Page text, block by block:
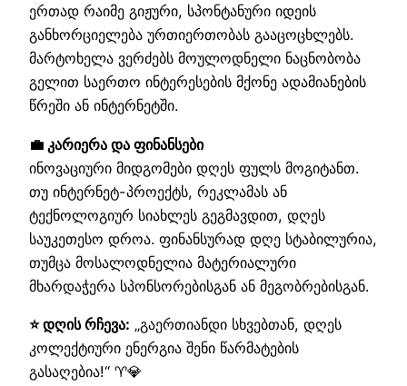
ერთად რაიმე გიჟური, სპონტანური იდეის
განხორციელება ურთიერთობას გააცოცხლებს.
მარტოხელა ვერძებს მოულოდნელი ნაცნობობა
გელით საერთო ინტერესების მქონე ადამიანების
წრეში ან ინტერნეტში.
💼 კარიერა და ფინანსები
ინოვაციური მიდგომები დღეს ფულს მოგიტანთ.
თუ ინტერნეტ-პროექტს, რეკლამას ან
ტექნოლოგიურ სიახლეს გეგმავდით, დღეს
საუკეთესო დროა. ფინანსურად დღე სტაბილურია,
თუმცა მოსალოდნელია მატერიალური
მხარდაჭერა სპონსორებისგან ან მეგობრებისგან.
⭐ დღის რჩევა: „გაერთიანდი სხვებთან, დღეს
კოლექტიური ენერგია შენი წარმატების
გასაღებია!“ ♈💎